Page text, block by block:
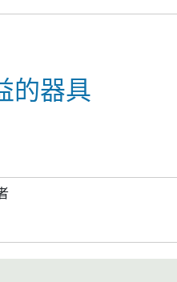
的器具